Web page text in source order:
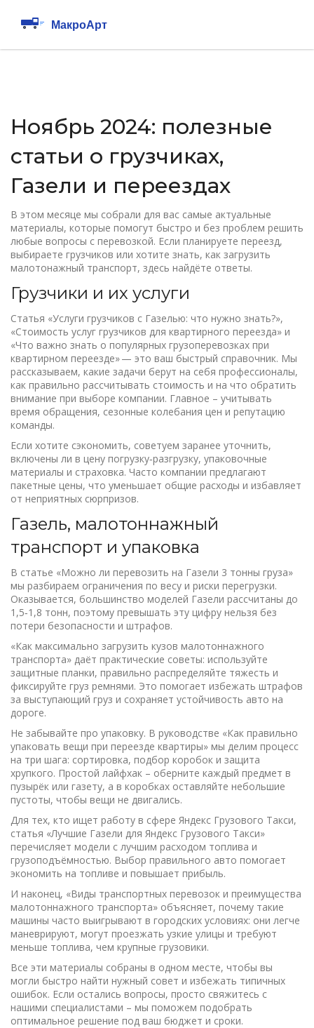
Ноябрь 2024: полезные
статьи о грузчиках,
Газели и переездах
В этом месяце мы собрали для вас самые актуальные
материалы, которые помогут быстро и без проблем решить
любые вопросы с перевозкой. Если планируете переезд,
выбираете грузчиков или хотите знать, как загрузить
малотонажный транспорт, здесь найдёте ответы.
Грузчики и их услуги
Статья «Услуги грузчиков с Газелью: что нужно знать?»,
«Стоимость услуг грузчиков для квартирного переезда» и
«Что важно знать о популярных грузоперевозках при
квартирном переезде» — это ваш быстрый справочник. Мы
рассказываем, какие задачи берут на себя профессионалы,
как правильно рассчитывать стоимость и на что обратить
внимание при выборе компании. Главное – учитывать
время обращения, сезонные колебания цен и репутацию
команды.
Если хотите сэкономить, советуем заранее уточнить,
включены ли в цену погрузку‑разгрузку, упаковочные
материалы и страховка. Часто компании предлагают
пакетные цены, что уменьшает общие расходы и избавляет
от неприятных сюрпризов.
Газель, малотоннажный
транспорт и упаковка
В статье «Можно ли перевозить на Газели 3 тонны груза»
мы разбираем ограничения по весу и риски перегрузки.
Оказывается, большинство моделей Газели рассчитаны до
1,5‑1,8 тонн, поэтому превышать эту цифру нельзя без
потери безопасности и штрафов.
«Как максимально загрузить кузов малотоннажного
транспорта» даёт практические советы: используйте
защитные планки, правильно распределяйте тяжесть и
фиксируйте груз ремнями. Это помогает избежать штрафов
за выступающий груз и сохраняет устойчивость авто на
дороге.
Не забывайте про упаковку. В руководстве «Как правильно
упаковать вещи при переезде квартиры» мы делим процесс
на три шага: сортировка, подбор коробок и защита
хрупкого. Простой лайфхак – оберните каждый предмет в
пузырёк или газету, а в коробках оставляйте небольшие
пустоты, чтобы вещи не двигались.
Для тех, кто ищет работу в сфере Яндекс Грузового Такси,
статья «Лучшие Газели для Яндекс Грузового Такси»
перечисляет модели с лучшим расходом топлива и
грузоподъёмностью. Выбор правильного авто помогает
экономить на топливе и повышает прибыль.
И наконец, «Виды транспортных перевозок и преимущества
малотоннажного транспорта» объясняет, почему такие
машины часто выигрывают в городских условиях: они легче
маневрируют, могут проезжать узкие улицы и требуют
меньше топлива, чем крупные грузовики.
Все эти материалы собраны в одном месте, чтобы вы
могли быстро найти нужный совет и избежать типичных
ошибок. Если остались вопросы, просто свяжитесь с
нашими специалистами – мы поможем подобрать
оптимальное решение под ваш бюджет и сроки.